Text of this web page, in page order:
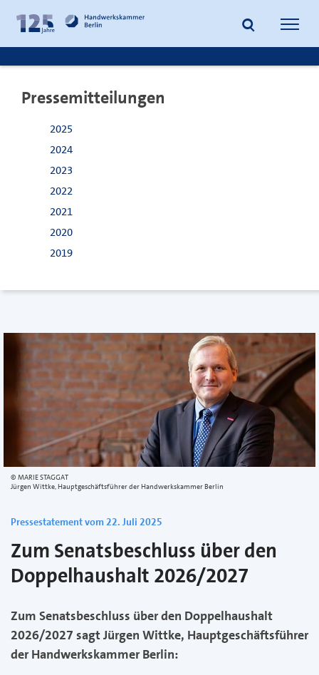
Inhalt
springen
Fußzeile
springen
Suche
Pressemitteilungen
2025
2024
2023
2022
2021
2020
2019
MARIE STAGGAT
Jürgen Wittke, Hauptgeschäftsführer der Handwerkskammer Berlin
Pressestatement vom 22. Juli 2025
Zum Senatsbeschluss über den
Doppelhaushalt 2026/2027
Zum Senatsbeschluss über den Doppelhaushalt
2026/2027 sagt Jürgen Wittke, Hauptgeschäftsführer
der Handwerkskammer Berlin: